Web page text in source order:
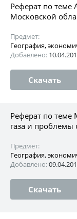
Реферат по теме
Московской
Предмет:
География,
Добавлено:
Скачать
Реферат по
газа и
Предмет:
География,
Добавлено:
Скачать